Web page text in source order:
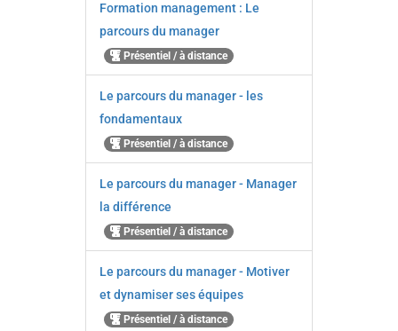
Formation management : Le
parcours du manager
Présentiel / à distance
Le parcours du manager - les
fondamentaux
Présentiel / à distance
Le parcours du manager - Manager
la différence
Présentiel / à distance
Le parcours du manager - Motiver
et dynamiser ses équipes
Présentiel / à distance